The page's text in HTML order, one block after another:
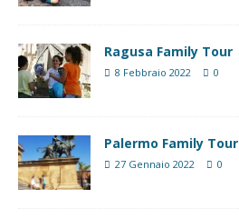
Ragusa Family Tour
8 Febbraio 2022 0
Palermo Family Tour
27 Gennaio 2022 0